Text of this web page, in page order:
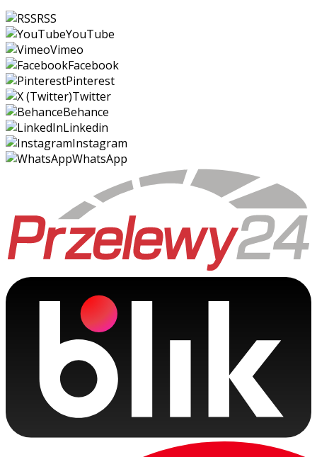
RSS
YouTube
Vimeo
Facebook
Pinterest
Twitter
Behance
Linkedin
Instagram
WhatsApp